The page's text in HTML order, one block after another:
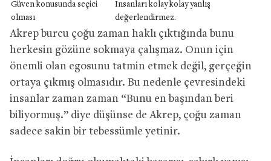
Güven konusunda seçici
olması
İnsanları kolay kolay yanlış
değerlendirmez.
Akrep burcu çoğu zaman haklı çıktığında bunu
herkesin gözüne sokmaya çalışmaz. Onun için
önemli olan egosunu tatmin etmek değil, gerçeğin
ortaya çıkmış olmasıdır. Bu nedenle çevresindeki
insanlar zaman zaman “Bunu en başından beri
biliyormuş.” diye düşünse de Akrep, çoğu zaman
sadece sakin bir tebessümle yetinir.